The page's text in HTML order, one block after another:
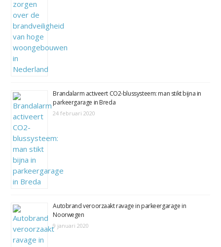
Brandalarm activeert CO2-blussysteem: man stikt bijna in
parkeergarage in Breda
24 februari 2020
Autobrand veroorzaakt ravage in parkeergarage in
Noorwegen
9 januari 2020